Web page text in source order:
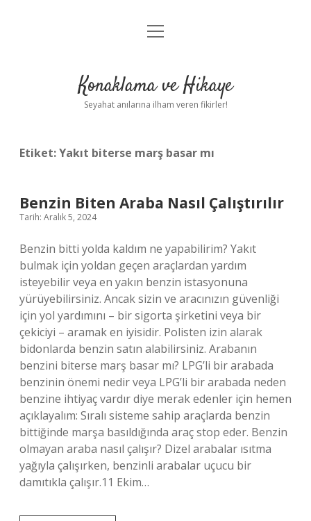
Anasayfa
Yasal Uyarı
menüyü
Konaklama ve Hikaye
Seyahat anılarına ilham veren fikirler!
Etiket:Yakıt biterse marş basar mı
Benzin Biten Araba Nasıl Çalıştırılır
Tarih: Aralık 5, 2024
Benzin bitti yolda kaldım ne yapabilirim? Yakıt
bulmak için yoldan geçen araçlardan yardım
isteyebilir veya en yakın benzin istasyonuna
yürüyebilirsiniz. Ancak sizin ve aracınızın güvenliği
için yol yardımını – bir sigorta şirketini veya bir
çekiciyi – aramak en iyisidir. Polisten izin alarak
bidonlarda benzin satın alabilirsiniz. Arabanın
benzini biterse marş basar mı? LPG’li bir arabada
benzinin önemi nedir veya LPG’li bir arabada neden
benzine ihtiyaç vardır diye merak edenler için hemen
açıklayalım: Sıralı sisteme sahip araçlarda benzin
bittiğinde marşa basıldığında araç stop eder. Benzin
olmayan araba nasıl çalışır? Dizel arabalar ısıtma
yağıyla çalışırken, benzinli arabalar uçucu bir
damıtıkla çalışır.11 Ekim…